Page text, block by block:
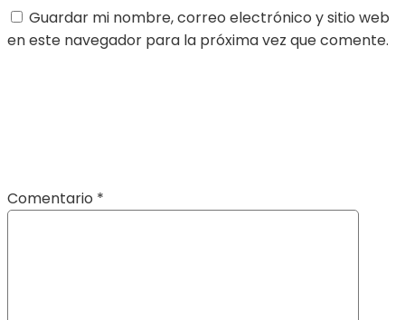
Guardar mi nombre, correo electrónico y sitio web
en este navegador para la próxima vez que comente.
Comentario *